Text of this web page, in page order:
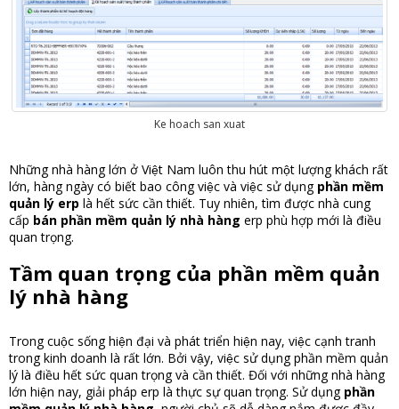
Ke hoach san xuat
Những nhà hàng lớn ở Việt Nam luôn thu hút một lượng khách rất
lớn, hàng ngày có biết bao công việc và việc sử dụng phần mềm
quản lý erp là hết sức cần thiết. Tuy nhiên, tìm được nhà cung
cấp bán phần mềm quản lý nhà hàng erp phù hợp mới là điều
quan trọng.
Tầm quan trọng của phần mềm quản
lý nhà hàng
Trong cuộc sống hiện đại và phát triển hiện nay, việc cạnh tranh
trong kinh doanh là rất lớn. Bởi vậy, việc sử dụng phần mềm quản
lý là điều hết sức quan trọng và cần thiết. Đối với những nhà hàng
lớn hiện nay, giải pháp erp là thực sự quan trọng. Sử dụng phần